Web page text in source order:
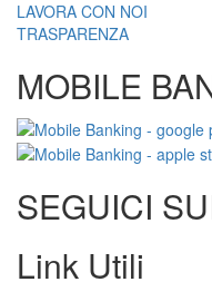
LAVORA CON NOI
TRASPARENZA
MOBILE
SEGUICI
Link Utili